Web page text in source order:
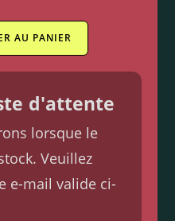
AU PANIER
d'attente
lorsque le
Veuillez
e-mail valide ci-